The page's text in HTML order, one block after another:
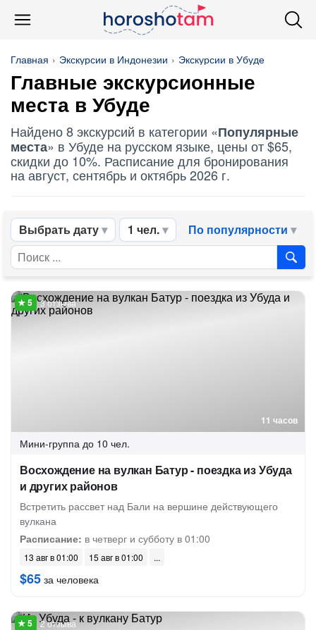
Главная Экскурсии в Индонезии Экскурсии в Убуде
Главные экскурсионные
места в Убуде
Найдено 8 экскурсий в категории «Популярные
места» в Убуде на русском языке, цены от $65,
скидки до 10%. Расписание для бронирования
на август, сентябрь и октябрь 2026 г.
Выбрать дату 1 чел. По популярности
11 часов
3 отзыва
Мини-группа до 10 чел.
Восхождение на вулкан Батур - поездка из Убуда
и других районов
Встретить рассвет над Бали на вершине действующего
вулкана
Расписание: в четверг и субботу в 01:00
13 авг в 01:00 15 авг в 01:00
$65 за человека
2 отзыва